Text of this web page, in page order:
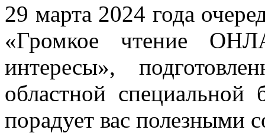
29 марта 2024 года
«Громкое чтение
интересы»,
областной специальной
порадует вас полезными